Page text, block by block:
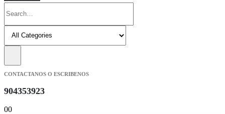
CONTACTANOS O ESCRIBENOS
904353923
00